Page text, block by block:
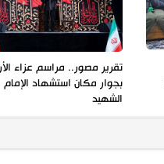
تقرير مصور.. مراسم عزاء
بجوار مكان استشهاد الإمام
الشهيد